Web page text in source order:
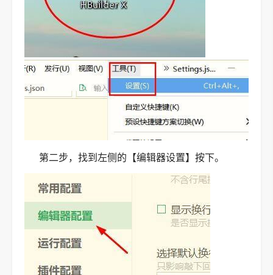
第二步，找到左侧的【编辑器设置】按下。